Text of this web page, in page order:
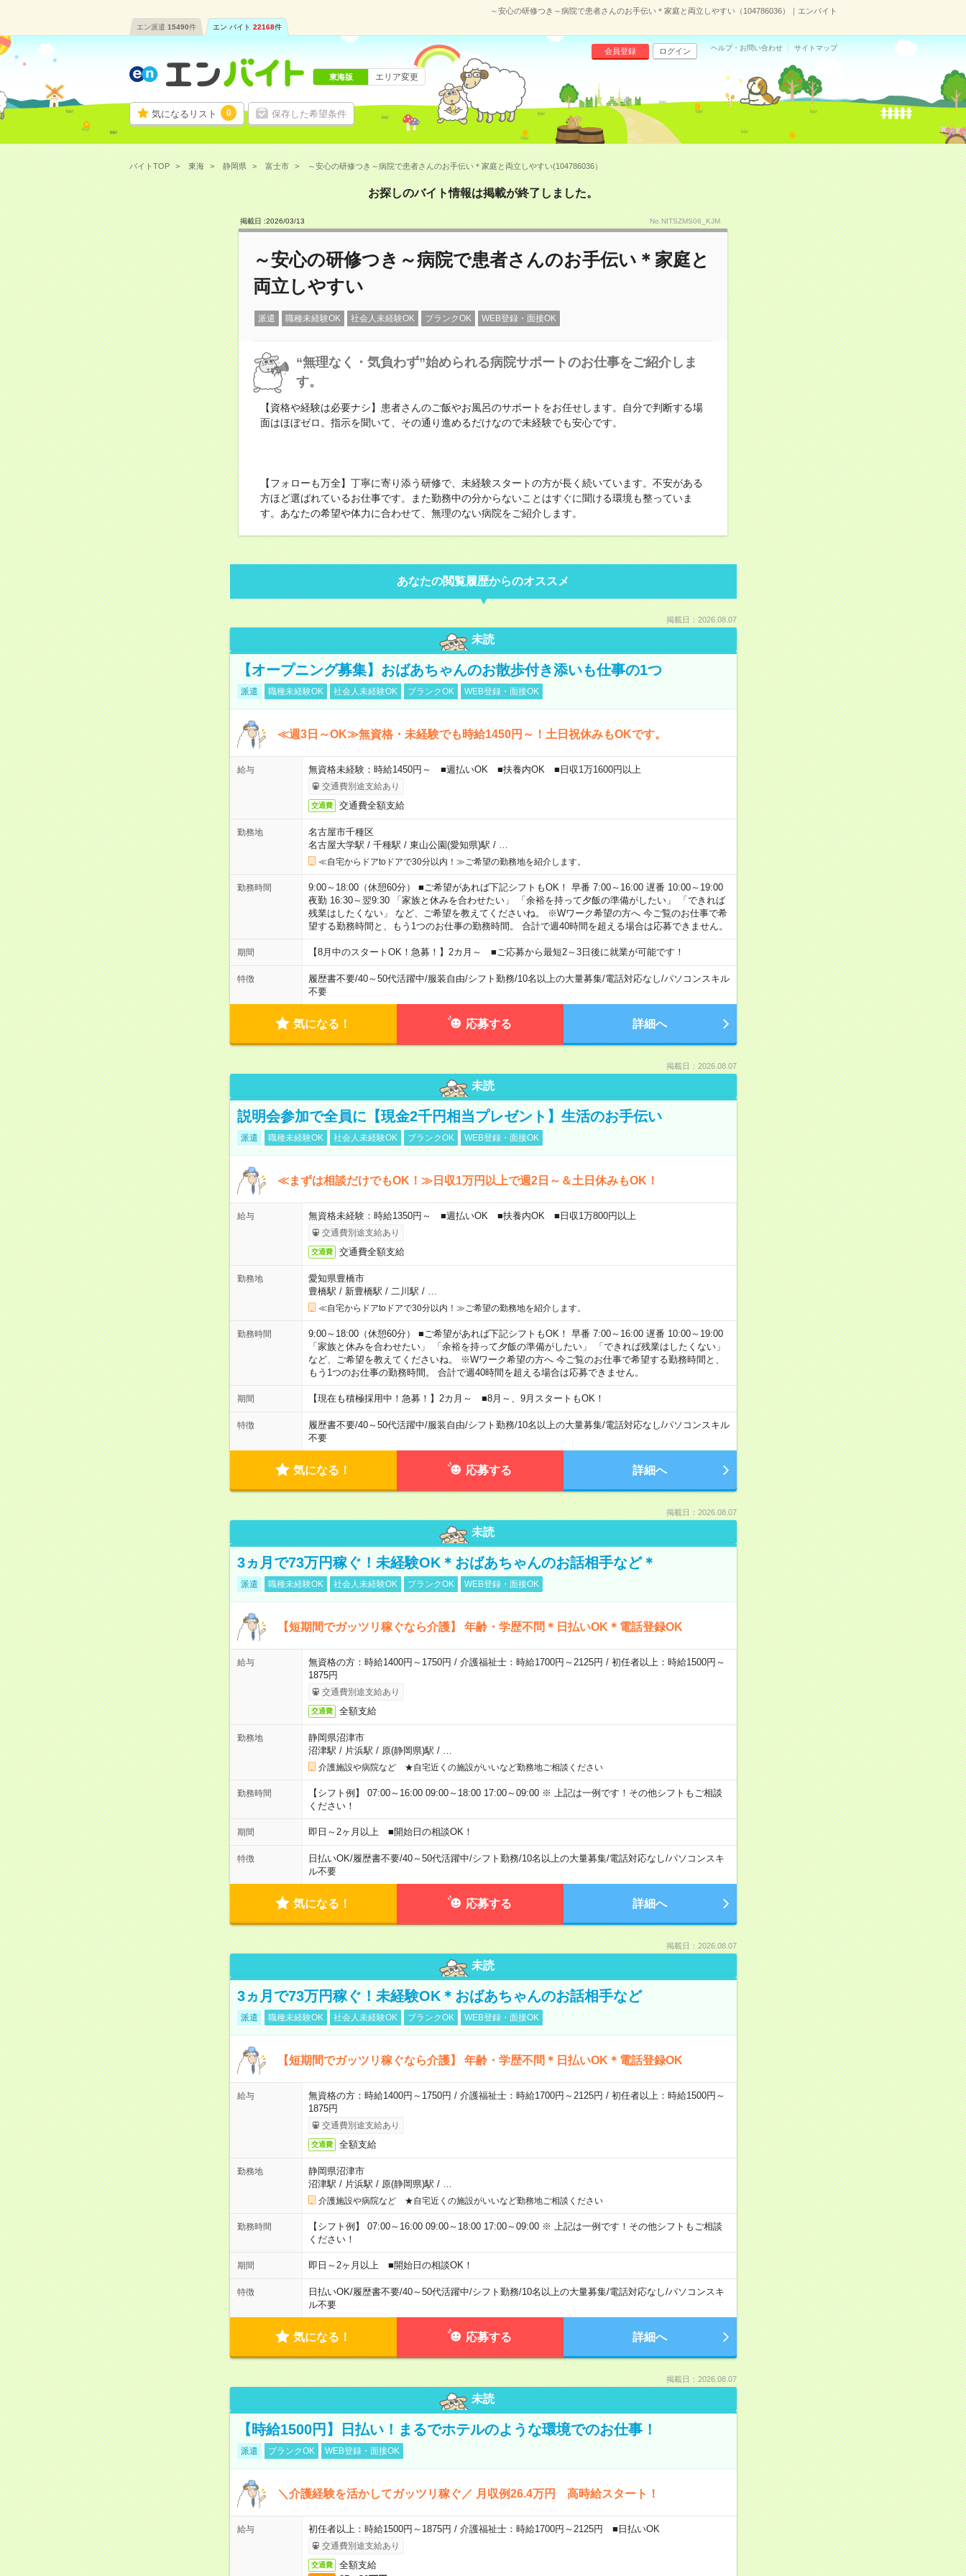
～安心の研修つき～病院で患者さんのお手伝い＊家庭と両立しやすい（104786036）｜エンバイト
エン派遣 15490件 エン バイト 22168件
気になるリスト 0 保存した希望条件
会員登録 ログイン ヘルプ・お問い合わせ サイトマップ
東海版 エリア変更
バイトTOP 東海 静岡県 富士市 ～安心の研修つき～病院で患者さんのお手伝い＊家庭と両立しやすい(104786036）
お探しのバイト情報は掲載が終了しました。
掲載日 :2026/03/13 No.NITSZMS06_KJM
～安心の研修つき～病院で患者さんのお手伝い＊家庭と
両立しやすい
派遣 職種未経験OK 社会人未経験OK ブランクOK WEB登録・面接OK
“無理なく・気負わず”始められる病院サポートのお仕事をご紹介しま
す。
【資格や経験は必要ナシ】患者さんのご飯やお風呂のサポートをお任せします。自分で判断する場
面はほぼゼロ。指示を聞いて、その通り進めるだけなので未経験でも安心です。
【フォローも万全】丁寧に寄り添う研修で、未経験スタートの方が長く続いています。不安がある
方ほど選ばれているお仕事です。また勤務中の分からないことはすぐに聞ける環境も整っていま
す。あなたの希望や体力に合わせて、無理のない病院をご紹介します。
あなたの閲覧履歴からのオススメ
掲載日：2026.08.07
未読
【オープニング募集】おばあちゃんのお散歩付き添いも仕事の1つ
派遣 職種未経験OK 社会人未経験OK ブランクOK WEB登録・面接OK
≪週3日～OK≫無資格・未経験でも時給1450円～！土日祝休みもOKです。
給与 無資格未経験：時給1450円～ ■週払いOK ■扶養内OK ■日収1万1600円以上
交通費別途支給あり
交通費 交通費全額支給
勤務地
名古屋市千種区
名古屋大学駅 / 千種駅 / 東山公園(愛知県)駅 /
≪自宅からドアtoドアで30分以内！≫ご希望の勤務地を紹介します。
勤務時間
9:00～18:00（休憩60分） ■ご希望があれば下記シフトもOK！ 早番 7:00～16:00 遅番 10:00～19:00
夜勤 16:30～翌9:30 「家族と休みを合わせたい」 「余裕を持って夕飯の準備がしたい」 「できれば
残業はしたくない」 など、ご希望を教えてくださいね。 ※Wワーク希望の方へ 今ご覧のお仕事で希
望する勤務時間と、もう1つのお仕事の勤務時間。 合計で週40時間を超える場合は応募できません。
期間 【8月中のスタートOK！急募！】2カ月～ ■ご応募から最短2～3日後に就業が可能です！
特徴 履歴書不要/40～50代活躍中/服装自由/シフト勤務/10名以上の大量募集/電話対応なし/パソコンスキル
不要
気になる！ 応募する 詳細へ
掲載日：2026.08.07
未読
説明会参加で全員に【現金2千円相当プレゼント】生活のお手伝い
派遣 職種未経験OK 社会人未経験OK ブランクOK WEB登録・面接OK
≪まずは相談だけでもOK！≫日収1万円以上で週2日～＆土日休みもOK！
給与 無資格未経験：時給1350円～ ■週払いOK ■扶養内OK ■日収1万800円以上
交通費別途支給あり
交通費 交通費全額支給
勤務地
愛知県豊橋市
豊橋駅 / 新豊橋駅 / 二川駅 /
≪自宅からドアtoドアで30分以内！≫ご希望の勤務地を紹介します。
勤務時間
9:00～18:00（休憩60分） ■ご希望があれば下記シフトもOK！ 早番 7:00～16:00 遅番 10:00～19:00
「家族と休みを合わせたい」 「余裕を持って夕飯の準備がしたい」 「できれば残業はしたくない」
など、ご希望を教えてくださいね。 ※Wワーク希望の方へ 今ご覧のお仕事で希望する勤務時間と、
もう1つのお仕事の勤務時間。 合計で週40時間を超える場合は応募できません。
期間 【現在も積極採用中！急募！】2カ月～ ■8月～、9月スタートもOK！
特徴 履歴書不要/40～50代活躍中/服装自由/シフト勤務/10名以上の大量募集/電話対応なし/パソコンスキル
不要
気になる！ 応募する 詳細へ
掲載日：2026.08.07
未読
3ヵ月で73万円稼ぐ！未経験OK＊おばあちゃんのお話相手など＊
派遣 職種未経験OK 社会人未経験OK ブランクOK WEB登録・面接OK
【短期間でガッツリ稼ぐなら介護】 年齢・学歴不問＊日払いOK＊電話登録OK
給与
無資格の方：時給1400円～1750円 / 介護福祉士：時給1700円～2125円 / 初任者以上：時給1500円～
1875円
交通費別途支給あり
交通費 全額支給
勤務地
静岡県沼津市
沼津駅 / 片浜駅 / 原(静岡県)駅 /
介護施設や病院など ★自宅近くの施設がいいなど勤務地ご相談ください
勤務時間
【シフト例】 07:00～16:00 09:00～18:00 17:00～09:00 ※ 上記は一例です！その他シフトもご相談
ください！
期間 即日～2ヶ月以上 ■開始日の相談OK！
特徴 日払いOK/履歴書不要/40～50代活躍中/シフト勤務/10名以上の大量募集/電話対応なし/パソコンスキ
ル不要
気になる！ 応募する 詳細へ
掲載日：2026.08.07
未読
3ヵ月で73万円稼ぐ！未経験OK＊おばあちゃんのお話相手など
派遣 職種未経験OK 社会人未経験OK ブランクOK WEB登録・面接OK
【短期間でガッツリ稼ぐなら介護】 年齢・学歴不問＊日払いOK＊電話登録OK
給与
無資格の方：時給1400円～1750円 / 介護福祉士：時給1700円～2125円 / 初任者以上：時給1500円～
1875円
交通費別途支給あり
交通費 全額支給
勤務地
静岡県沼津市
沼津駅 / 片浜駅 / 原(静岡県)駅 /
介護施設や病院など ★自宅近くの施設がいいなど勤務地ご相談ください
勤務時間
【シフト例】 07:00～16:00 09:00～18:00 17:00～09:00 ※ 上記は一例です！その他シフトもご相談
ください！
期間 即日～2ヶ月以上 ■開始日の相談OK！
特徴 日払いOK/履歴書不要/40～50代活躍中/シフト勤務/10名以上の大量募集/電話対応なし/パソコンスキ
ル不要
気になる！ 応募する 詳細へ
掲載日：2026.08.07
未読
【時給1500円】日払い！まるでホテルのような環境でのお仕事！
派遣 ブランクOK WEB登録・面接OK
＼介護経験を活かしてガッツリ稼ぐ／ 月収例26.4万円 高時給スタート！
給与 初任者以上：時給1500円～1875円 / 介護福祉士：時給1700円～2125円 ■日払いOK
交通費別途支給あり
交通費 全額支給